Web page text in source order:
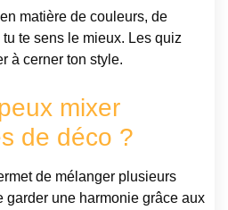
matière de couleurs, de
te sens le mieux. Les quiz
à cerner ton style.
mixer
de déco ?
de mélanger plusieurs
garder une harmonie grâce aux